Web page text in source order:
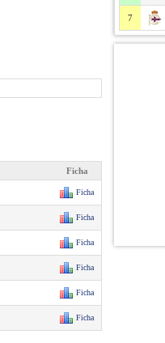
Ficha
Ficha
Ficha
Ficha
Ficha
Ficha
Ficha
7